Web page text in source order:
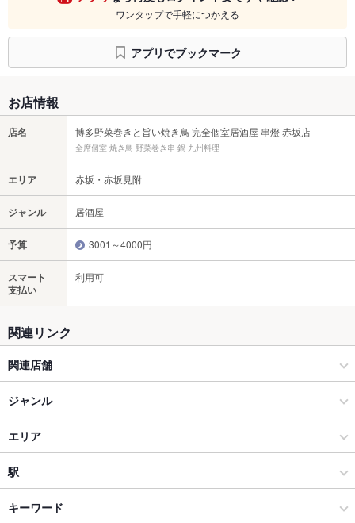
ワンタップで手軽につかえる
アプリでブックマーク
お店情報
店名 博多野菜巻きと旨い焼き鳥 完全個室居酒屋 串燈 赤坂店
全席個室 焼き鳥 野菜巻き串 鍋 九州料理
エリア 赤坂・赤坂見附
ジャンル 居酒屋
予算 3001～4000円
スマート
支払い
利用可
関連リンク
関連店舗
串ばってん
ジャンル
居酒屋
和風
赤坂・六本木・麻布十番・西麻布 × 居酒屋
エリア
赤坂・赤坂見附
赤坂・赤坂見附 × 居酒屋
駅
赤坂駅
キーワード